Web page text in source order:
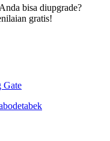
bisa diupgrade?
gratis!
Gate